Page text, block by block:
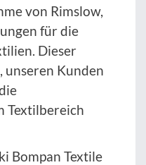
von Rimslow,
für die
Dieser
unseren Kunden
Textilbereich
Bompan Textile